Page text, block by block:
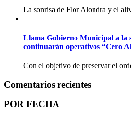
La sonrisa de Flor Alondra y el
Llama Gobierno Municipal a la
continuarán operativos “Cero
Con el objetivo de preservar el
Comentarios recientes
POR FECHA